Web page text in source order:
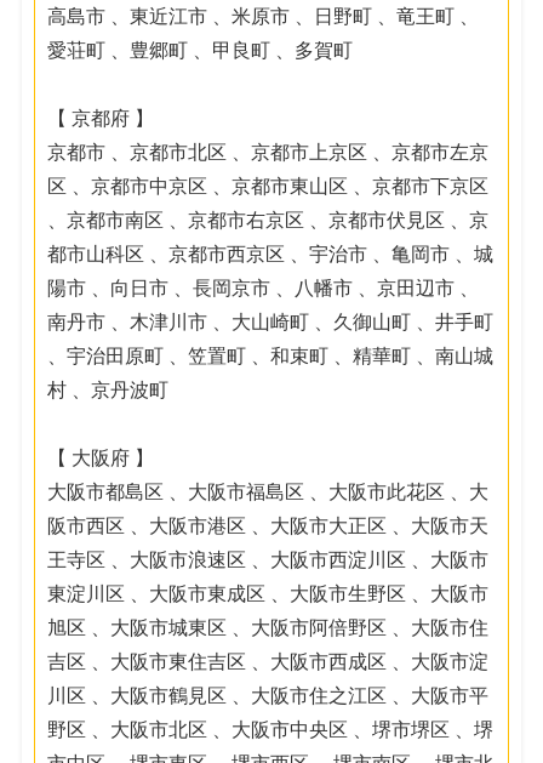
高島市 、東近江市 、米原市 、日野町 、竜王町 、
愛荘町 、豊郷町 、甲良町 、多賀町
【 京都府 】
京都市 、京都市北区 、京都市上京区 、京都市左京
区 、京都市中京区 、京都市東山区 、京都市下京区
、京都市南区 、京都市右京区 、京都市伏見区 、京
都市山科区 、京都市西京区 、宇治市 、亀岡市 、城
陽市 、向日市 、長岡京市 、八幡市 、京田辺市 、
南丹市 、木津川市 、大山崎町 、久御山町 、井手町
、宇治田原町 、笠置町 、和束町 、精華町 、南山城
村 、京丹波町
【 大阪府 】
大阪市都島区 、大阪市福島区 、大阪市此花区 、大
阪市西区 、大阪市港区 、大阪市大正区 、大阪市天
王寺区 、大阪市浪速区 、大阪市西淀川区 、大阪市
東淀川区 、大阪市東成区 、大阪市生野区 、大阪市
旭区 、大阪市城東区 、大阪市阿倍野区 、大阪市住
吉区 、大阪市東住吉区 、大阪市西成区 、大阪市淀
川区 、大阪市鶴見区 、大阪市住之江区 、大阪市平
野区 、大阪市北区 、大阪市中央区 、堺市堺区 、堺